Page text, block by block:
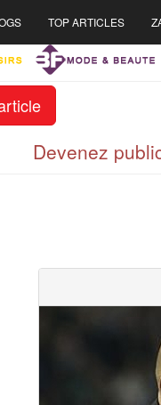
TOP ARTICLES
Devenez